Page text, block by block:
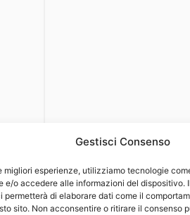
Gestisci Consenso
migliori esperienze, utilizziamo tecnologie
e/o accedere alle informazioni del dispositivo.
permetterà di elaborare dati come il
sito. Non acconsentire o ritirare il consenso